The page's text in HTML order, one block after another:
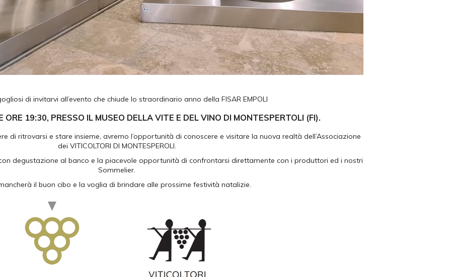
di invitarvi all’evento che chiude lo straordinario anno della FISAR EMPOLI
ORE 19:30, PRESSO IL MUSEO DELLA VITE E DEL VINO DI MONTESPERTOLI (FI).
di ritrovarsi e stare insieme, avremo l’opportunità di conoscere e visitare la nuova realtà dell’Associazione
dei VITICOLTORI DI MONTESPEROLI.
degustazione al banco e la piacevole opportunità di confrontarsi direttamente con i produttori ed i nostri
Sommelier.
il buon cibo e la voglia di brindare alle prossime festività natalizie.